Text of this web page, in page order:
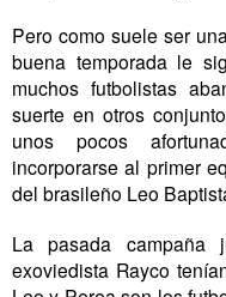
Pero como suele ser
buena temporada le
muchos futbolistas
suerte en otros
unos pocos
incorporarse al primer
del brasileño Leo
La pasada campaña
exoviedista Rayco